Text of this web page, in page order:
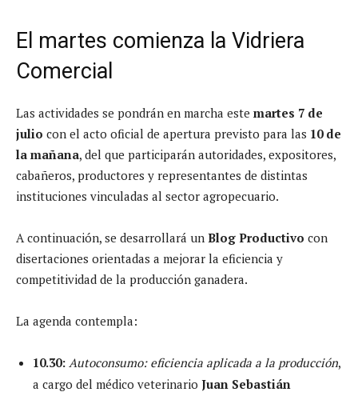
El martes comienza la Vidriera
Comercial
Las actividades se pondrán en marcha este martes 7 de
julio con el acto oficial de apertura previsto para las 10 de
la mañana, del que participarán autoridades, expositores,
cabañeros, productores y representantes de distintas
instituciones vinculadas al sector agropecuario.
A continuación, se desarrollará un Blog Productivo con
disertaciones orientadas a mejorar la eficiencia y
competitividad de la producción ganadera.
La agenda contempla:
10.30: Autoconsumo: eficiencia aplicada a la producción,
a cargo del médico veterinario Juan Sebastián